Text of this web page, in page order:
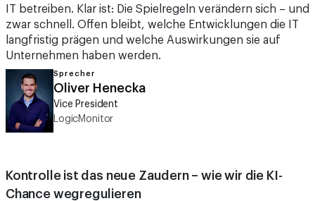
IT betreiben. Klar ist: Die Spielregeln verändern sich – und
zwar schnell. Offen bleibt, welche Entwicklungen die IT
langfristig prägen und welche Auswirkungen sie auf
Unternehmen haben werden.
Sprecher
Oliver Henecka
Vice President
LogicMonitor
Kontrolle ist das neue Zaudern – wie wir die KI-
Chance wegregulieren